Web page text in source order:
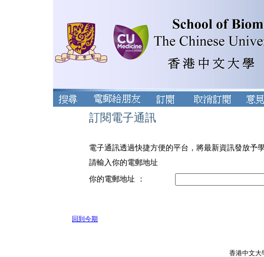
訂閱電子通訊
電子通訊透過快捷方便的平台，將最新資訊發放予
請輸入你的電郵地址
你的電郵地址 ：
回到今期
香港中文大